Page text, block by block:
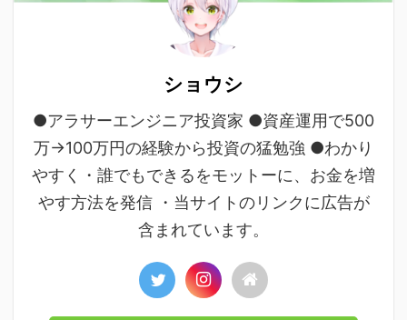
ショウシ
●アラサーエンジニア投資家 ●資産運用で500
万→100万円の経験から投資の猛勉強 ●わかり
やすく・誰でもできるをモットーに、お金を増
やす方法を発信 ・当サイトのリンクに広告が
含まれています。